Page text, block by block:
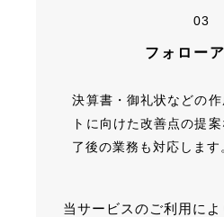
03
フォロー
決算書・御礼状などの
トに向けた改善点の提
了後の業務も対応します
当サービスのご利用に